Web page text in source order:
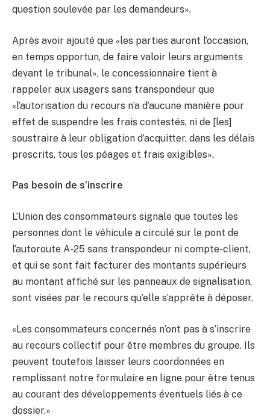
question soulevée par les demandeurs».
Après avoir ajouté que «les parties auront l’occasion,
en temps opportun, de faire valoir leurs arguments
devant le tribunal», le concessionnaire tient à
rappeler aux usagers sans transpondeur que
«l’autorisation du recours n’a d’aucune manière pour
effet de suspendre les frais contestés, ni de [les]
soustraire à leur obligation d’acquitter, dans les délais
prescrits, tous les péages et frais exigibles».
Pas besoin de s’inscrire
L’Union des consommateurs signale que toutes les
personnes dont le véhicule a circulé sur le pont de
l’autoroute A-25 sans transpondeur ni compte-client,
et qui se sont fait facturer des montants supérieurs
au montant affiché sur les panneaux de signalisation,
sont visées par le recours qu’elle s’apprête à déposer.
«Les consommateurs concernés n’ont pas à s’inscrire
au recours collectif pour être membres du groupe. Ils
peuvent toutefois laisser leurs coordonnées en
remplissant notre formulaire en ligne pour être tenus
au courant des développements éventuels liés à ce
dossier.»